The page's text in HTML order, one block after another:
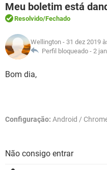
INSTAGRAM
GUIA DE COMPRAS
OUTLOOK
INSTAGRAM
GUIA DE COMPRAS
JOGOS
CELULAR
OUTLOOK
INSTAGRAM
GUIA DE COMPRAS
FÓRUM
JOGOS
CELULAR
GLOSSÁRIO
JOGOS
CELULAR
Meu boletim está
Resolvido/Fechado
Wellington - 31 dez 2019
Perfil bloqueado - 2
Bom dia,
Configuração: Android /
Não consigo entrar